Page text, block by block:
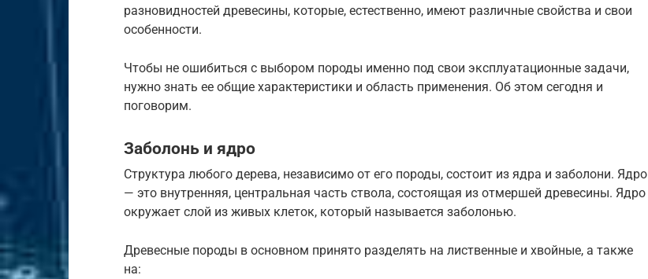
разновидностей древесины, которые, естественно, имеют различные свойства и свои
особенности.
Чтобы не ошибиться с выбором породы именно под свои эксплуатационные задачи,
нужно знать ее общие характеристики и область применения. Об этом сегодня и
поговорим.
Заболонь и ядро
Структура любого дерева, независимо от его породы, состоит из ядра и заболони. Ядро
— это внутренняя, центральная часть ствола, состоящая из отмершей древесины. Ядро
окружает слой из живых клеток, который называется заболонью.
Древесные породы в основном принято разделять на лиственные и хвойные, а также
на: